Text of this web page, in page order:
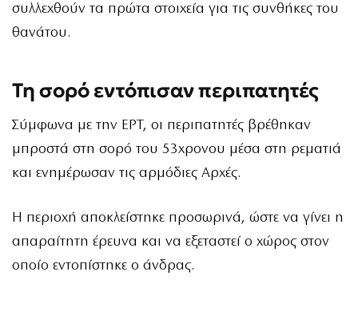
συλλεχθούν τα πρώτα στοιχεία για τις συνθήκες του
θανάτου.
Τη σορό εντόπισαν περιπατητές
Σύμφωνα με την ΕΡΤ, οι περιπατητές βρέθηκαν
μπροστά στη σορό του 53χρονου μέσα στη ρεματιά
και ενημέρωσαν τις αρμόδιες Αρχές.
Η περιοχή αποκλείστηκε προσωρινά, ώστε να γίνει η
απαραίτητη έρευνα και να εξεταστεί ο χώρος στον
οποίο εντοπίστηκε ο άνδρας.